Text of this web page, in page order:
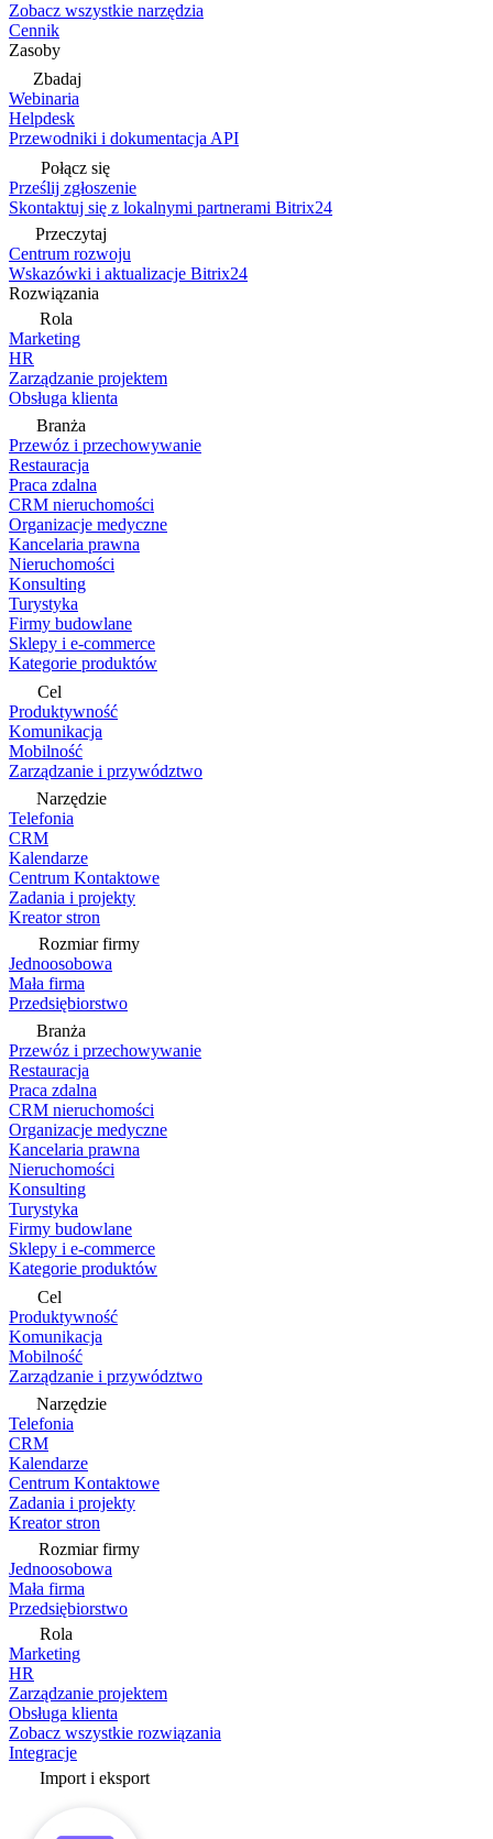
Zobacz wszystkie narzędzia
Cennik
Zasoby
Zbadaj
Webinaria
Helpdesk
Przewodniki i dokumentacja API
Połącz się
Prześlij zgłoszenie
Skontaktuj się z lokalnymi partnerami Bitrix24
Przeczytaj
Centrum rozwoju
Wskazówki i aktualizacje Bitrix24
Rozwiązania
Rola
Marketing
HR
Zarządzanie projektem
Obsługa klienta
Branża
Przewóz i przechowywanie
Restauracja
Praca zdalna
CRM nieruchomości
Organizacje medyczne
Kancelaria prawna
Nieruchomości
Konsulting
Turystyka
Firmy budowlane
Sklepy i e-commerce
Kategorie produktów
Cel
Produktywność
Komunikacja
Mobilność
Zarządzanie i przywództwo
Narzędzie
Telefonia
CRM
Kalendarze
Centrum Kontaktowe
Zadania i projekty
Kreator stron
Rozmiar firmy
Jednoosobowa
Mała firma
Przedsiębiorstwo
Branża
Przewóz i przechowywanie
Restauracja
Praca zdalna
CRM nieruchomości
Organizacje medyczne
Kancelaria prawna
Nieruchomości
Konsulting
Turystyka
Firmy budowlane
Sklepy i e-commerce
Kategorie produktów
Cel
Produktywność
Komunikacja
Mobilność
Zarządzanie i przywództwo
Narzędzie
Telefonia
CRM
Kalendarze
Centrum Kontaktowe
Zadania i projekty
Kreator stron
Rozmiar firmy
Jednoosobowa
Mała firma
Przedsiębiorstwo
Rola
Marketing
HR
Zarządzanie projektem
Obsługa klienta
Zobacz wszystkie rozwiązania
Integracje
Import i eksport